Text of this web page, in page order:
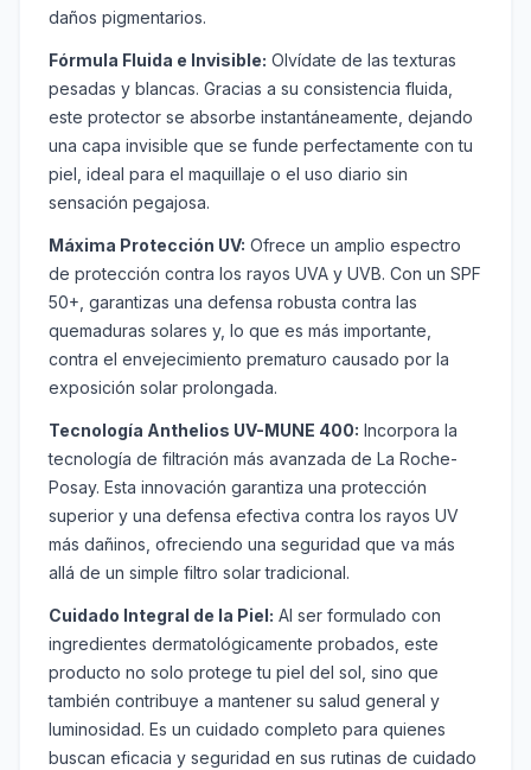
daños pigmentarios.
Fórmula Fluida e Invisible: Olvídate de las texturas
pesadas y blancas. Gracias a su consistencia fluida,
este protector se absorbe instantáneamente, dejando
una capa invisible que se funde perfectamente con tu
piel, ideal para el maquillaje o el uso diario sin
sensación pegajosa.
Máxima Protección UV: Ofrece un amplio espectro
de protección contra los rayos UVA y UVB. Con un SPF
50+, garantizas una defensa robusta contra las
quemaduras solares y, lo que es más importante,
contra el envejecimiento prematuro causado por la
exposición solar prolongada.
Tecnología Anthelios UV-MUNE 400: Incorpora la
tecnología de filtración más avanzada de La Roche-
Posay. Esta innovación garantiza una protección
superior y una defensa efectiva contra los rayos UV
más dañinos, ofreciendo una seguridad que va más
allá de un simple filtro solar tradicional.
Cuidado Integral de la Piel: Al ser formulado con
ingredientes dermatológicamente probados, este
producto no solo protege tu piel del sol, sino que
también contribuye a mantener su salud general y
luminosidad. Es un cuidado completo para quienes
buscan eficacia y seguridad en sus rutinas de cuidado